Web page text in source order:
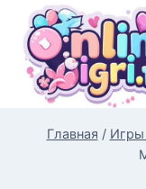
Перейти
содержимому
Главная / Игры